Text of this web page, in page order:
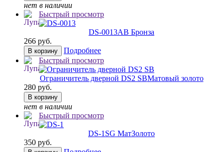
нет в наличии
Быстрый просмотр
DS-0013AB Бронза
266 руб.
В корзину
Подробнее
Быстрый просмотр
Ограничитель дверной DS2 SBМатовый золото
280 руб.
В корзину
нет в наличии
Быстрый просмотр
DS-1 SG МатЗолото
350 руб.